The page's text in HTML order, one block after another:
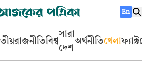
En
রাজনীতিবিশ্ব
সারা
দেশ
অর্থনীতিখেলা